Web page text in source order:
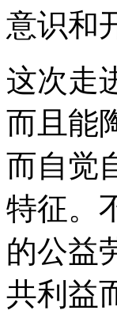
意识和
这次走
而且能
而自觉
特征。
的公益
共利益